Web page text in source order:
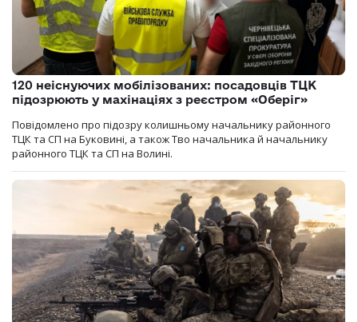
120 неіснуючих мобілізованих: посадовців ТЦК
підозрюють у махінаціях з реєстром «Оберіг»
Повідомлено про підозру колишньому начальнику районного
ТЦК та СП на Буковині, а також Тво начальника й начальнику
районного ТЦК та СП на Волині.